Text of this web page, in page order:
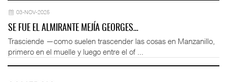
03-NOV-2025
SE FUE EL ALMIRANTE MEJÍA GEORGES…
Trasciende —como suelen trascender las cosas en Manzanillo,
primero en el muelle y luego entre el of ...